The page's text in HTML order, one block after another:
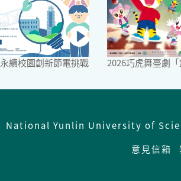
續校園創新節電挑戰
2026巧虎舞臺劇「
National Yunlin University of
意見信箱